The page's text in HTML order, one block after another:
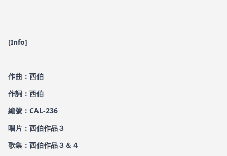
[Info]
作曲：西伯
作詞：西伯
編號：CAL-236
唱片：西伯作品３
歌集：西伯作品３＆４